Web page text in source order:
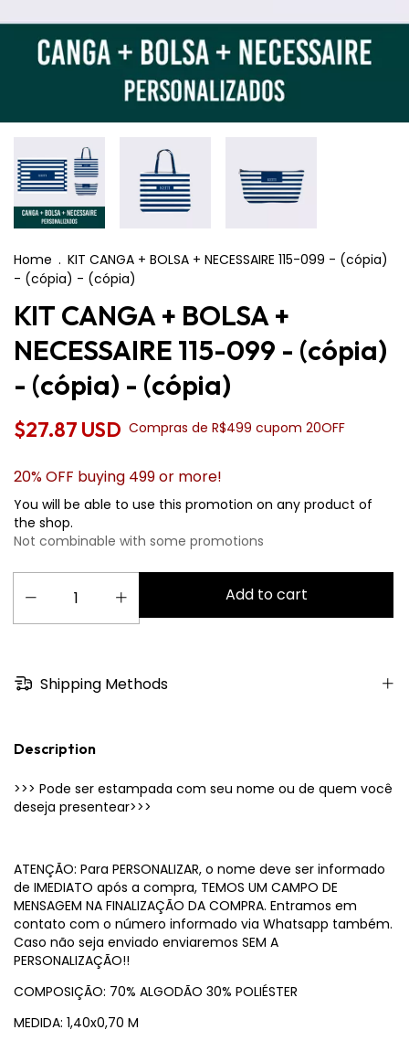
Home . KIT CANGA + BOLSA + NECESSAIRE 115-099 - (cópia)
- (cópia) - (cópia)
KIT CANGA + BOLSA +
NECESSAIRE 115-099 - (cópia)
- (cópia) - (cópia)
$27.87 USD Compras de R$499 cupom 20OFF
20% OFF buying 499 or more!
You will be able to use this promotion on any product of
the shop.
Not combinable with some promotions
Shipping Methods
Description
>>> Pode ser estampada com seu nome ou de quem você
deseja presentear>>>
ATENÇÃO: Para PERSONALIZAR, o nome deve ser informado
de IMEDIATO após a compra, TEMOS UM CAMPO DE
MENSAGEM NA FINALIZAÇÃO DA COMPRA. Entramos em
contato com o número informado via Whatsapp também.
Caso não seja enviado enviaremos SEM A
PERSONALIZAÇÃO!!
COMPOSIÇÃO: 70% ALGODÃO 30% POLIÉSTER
MEDIDA: 1,40x0,70 M